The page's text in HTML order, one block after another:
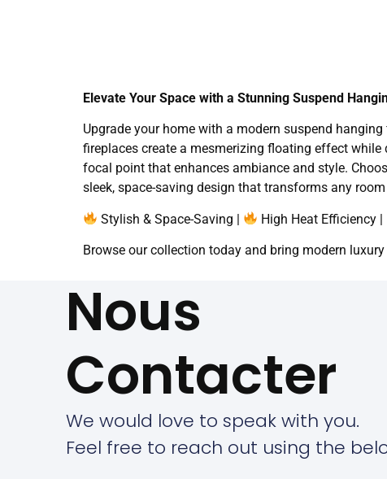
Elevate Your Space with a Stunning Suspend
Upgrade your home with a modern suspend
fireplaces create a mesmerizing floating effect
focal point that enhances ambiance and style.
sleek, space-saving design that transforms any
Stylish & Space-Saving | High Heat Efficiency |
Browse our collection today and bring modern
Nous
Contacter
We would love to speak with you.
Feel free to reach out using the